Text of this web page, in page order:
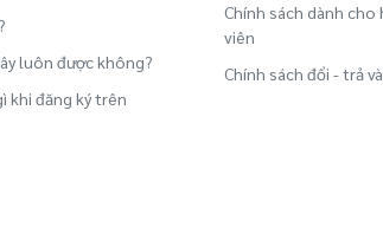
luôn được không?
khi đăng ký trên
Chính sách dành cho
viên
Chính sách đổi - trả